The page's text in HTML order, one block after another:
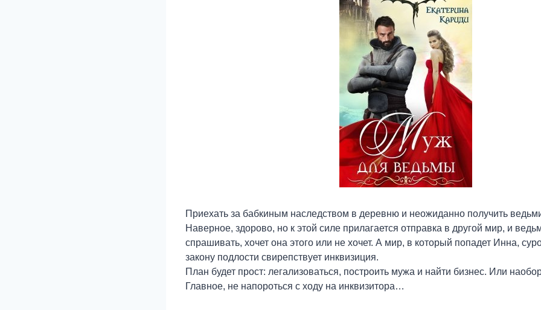
Приехать за бабкиным наследством в деревню и неожиданно получить
Наверное, здорово, но к этой силе прилагается отправка в другой мир, и
спрашивать, хочет она этого или не хочет. А мир, в который попадет Инна,
закону подлости свирепствует инквизиция.
План будет прост: легализоваться, построить мужа и найти бизнес. Или
Главное, не напороться с ходу на инквизитора…